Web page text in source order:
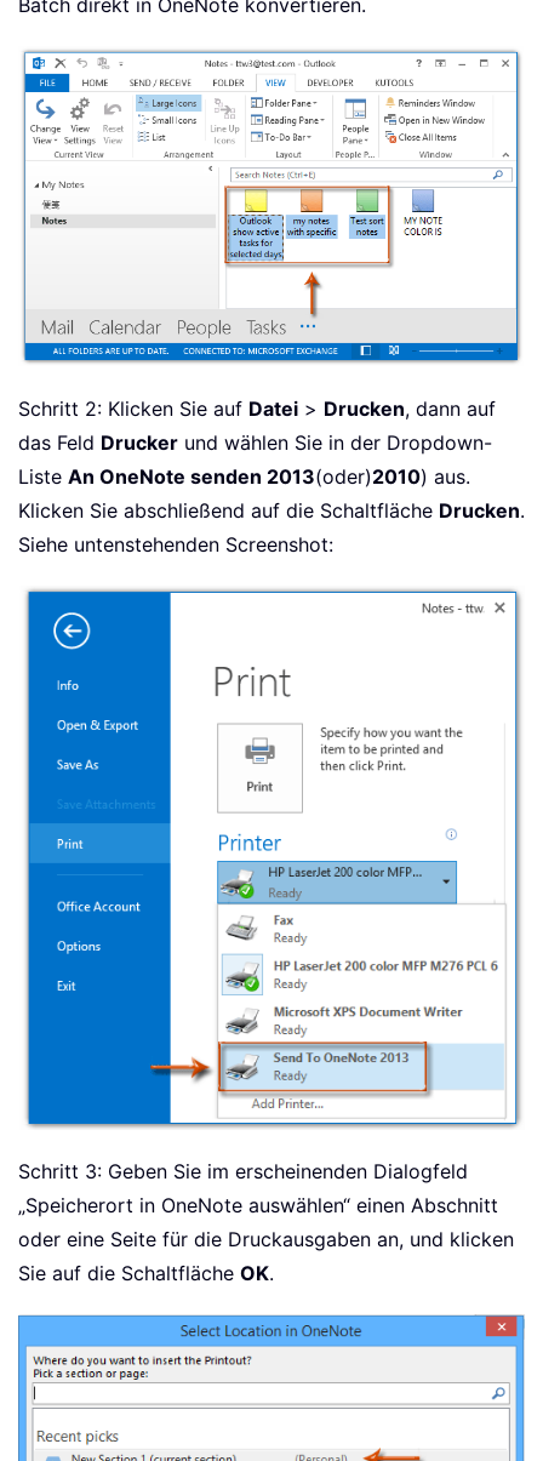
Batch direkt in OneNote konvertieren.
Schritt 2: Klicken Sie auf Datei > Drucken, dann auf
das Feld Drucker und wählen Sie in der Dropdown-
Liste An OneNote senden 2013(oder)2010) aus.
Klicken Sie abschließend auf die Schaltfläche Drucken.
Siehe untenstehenden Screenshot:
Schritt 3: Geben Sie im erscheinenden Dialogfeld
„Speicherort in OneNote auswählen“ einen Abschnitt
oder eine Seite für die Druckausgaben an, und klicken
Sie auf die Schaltfläche OK.